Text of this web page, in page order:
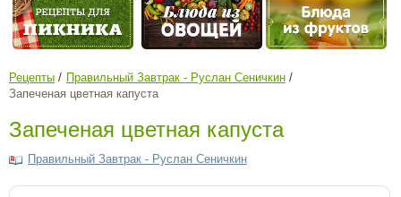
Рецепты
Правильный Завтрак - Руслан Сеничкин
Запеченая цветная капуста
Запеченая цветная капуста
Правильный Завтрак - Руслан Сеничкин